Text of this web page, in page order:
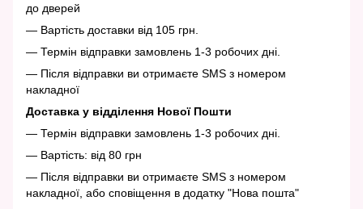
до дверей
— Вартість доставки від 105 грн.
— Термін відправки замовлень 1-3 робочих дні.
— Після відправки ви отримаєте SMS з номером
накладної
Доставка у відділення Нової Пошти
— Термін відправки замовлень 1-3 робочих дні.
— Вартість: від 80 грн
— Після відправки ви отримаєте SMS з номером
накладної, або сповіщення в додатку "Нова пошта"